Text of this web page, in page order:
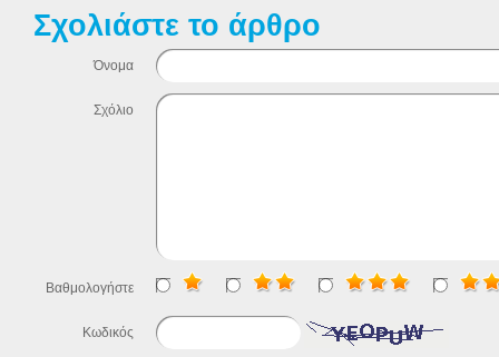
Σχολιάστε το άρθρο
Όνομα
Σχόλιο
Βαθμολογήστε
Κωδικός